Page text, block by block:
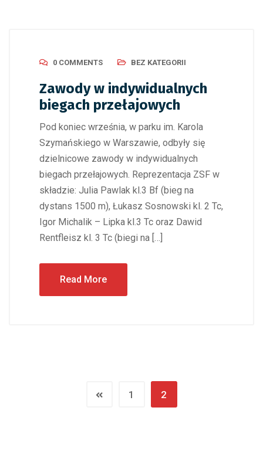
0 COMMENTS BEZ KATEGORII
Zawody w indywidualnych
biegach przełajowych
Pod koniec września, w parku im. Karola
Szymańskiego w Warszawie, odbyły się
dzielnicowe zawody w indywidualnych
biegach przełajowych. Reprezentacja ZSF w
składzie: Julia Pawlak kl.3 Bf (bieg na
dystans 1500 m), Łukasz Sosnowski kl. 2 Tc,
Igor Michalik – Lipka kl.3 Tc oraz Dawid
Rentfleisz kl. 3 Tc (biegi na […]
Read More
1 2